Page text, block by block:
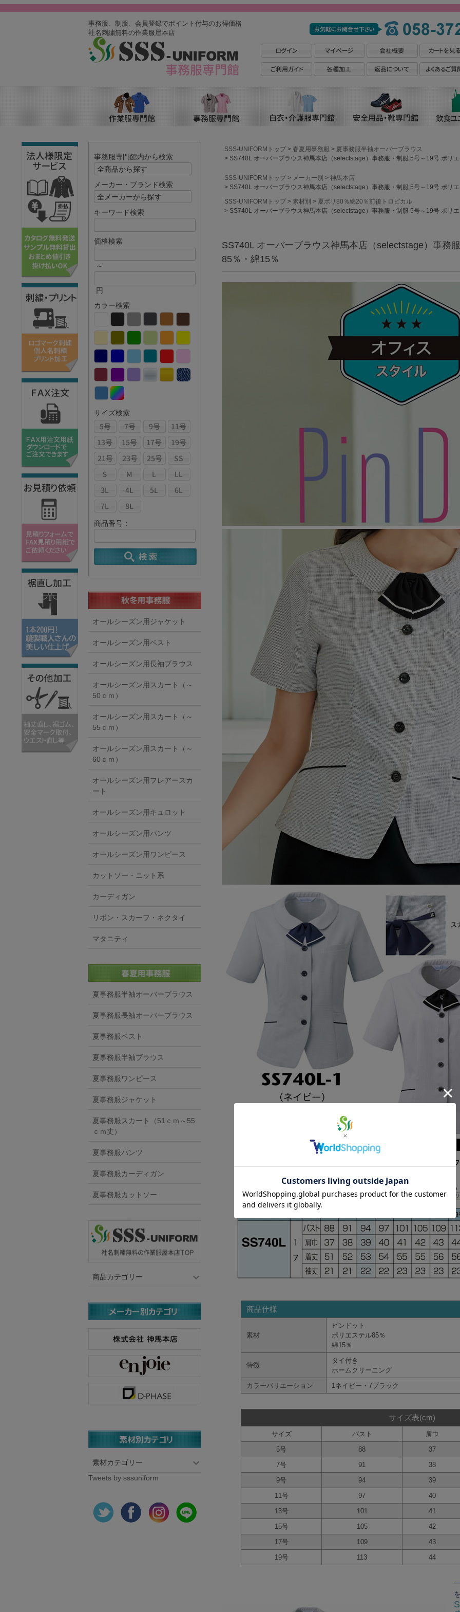
事務服、制服、会員登録でポイント付与のお得価格
社名刺繍無料の作業服屋本店
^
事務服専門館内から検索
メーカー・ブランド検索
キーワード検索
価格検索
～
円
カラー検索
サイズ検索
商品番号：
オールシーズン用ジャケット
オールシーズン用ベスト
オールシーズン用長袖ブラウス
オールシーズン用スカート（～
50ｃｍ）
オールシーズン用スカート（～
55ｃｍ）
オールシーズン用スカート（～
60ｃｍ）
オールシーズン用フレアースカ
ート
オールシーズン用キュロット
オールシーズン用パンツ
オールシーズン用ワンピース
カットソー・ニット系
カーディガン
リボン・スカーフ・ネクタイ
マタニティ
夏事務服半袖オーバーブラウス
夏事務服長袖オーバーブラウス
夏事務服ベスト
夏事務服半袖ブラウス
夏事務服ワンピース
夏事務服ジャケット
夏事務服スカート（51ｃｍ～55
ｃｍ丈）
夏事務服パンツ
夏事務服カーディガン
夏事務服カットソー
商品カテゴリー
素材カテゴリー
Tweets by sssuniform
SSS-UNIFORMトップ 春夏用事務服
夏事務服半袖オーバーブラウス
SS740L オーバーブラウス神馬本店（selectstage）事務服・制服 5号～19号 ポリ
SSS-UNIFORMトップ メーカー別
神馬本店
SS740L オーバーブラウス神馬本店（selectstage）事務服・制服 5号～19号 ポリ
SSS-UNIFORMトップ
素材別
夏ポリ80％綿20％前後トロピカル
SS740L オーバーブラウス神馬本店（selectstage）事務服・制服 5号～19号 ポリ
SS740L オーバーブラウス神馬本店（selectstage）事務
85％・綿15％
商品仕様
素材
ピンドット
ポリエステル85％
綿15％
特徴
タイ付き
ホームクリーニング
カラーバリエーション
1ネイビー・7ブラック
サイズ表(cm)
サイズ バスト
肩巾
5号
88
37
7号
91
38
9号
94
39
11号
97
40
13号
101
41
15号
105
42
17号
109
43
19号
113 44